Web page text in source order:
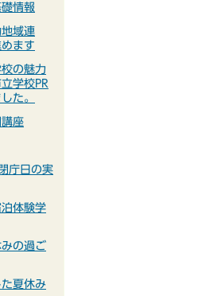
情報
域連
ます
の魅力
学校PR
た。
座
庁日の実
体験学
の過ご
夏休み